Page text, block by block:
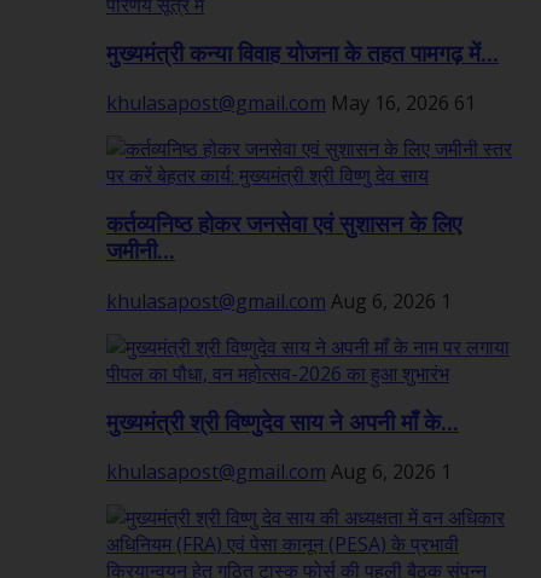
मुख्यमंत्री कन्या विवाह योजना के तहत पामगढ़ में...
khulasapost@gmail.com May 16, 2026 61
कर्तव्यनिष्ठ होकर जनसेवा एवं सुशासन के लिए
जमीनी...
khulasapost@gmail.com Aug 6, 2026 1
मुख्यमंत्री श्री विष्णुदेव साय ने अपनी माँ के...
khulasapost@gmail.com Aug 6, 2026 1